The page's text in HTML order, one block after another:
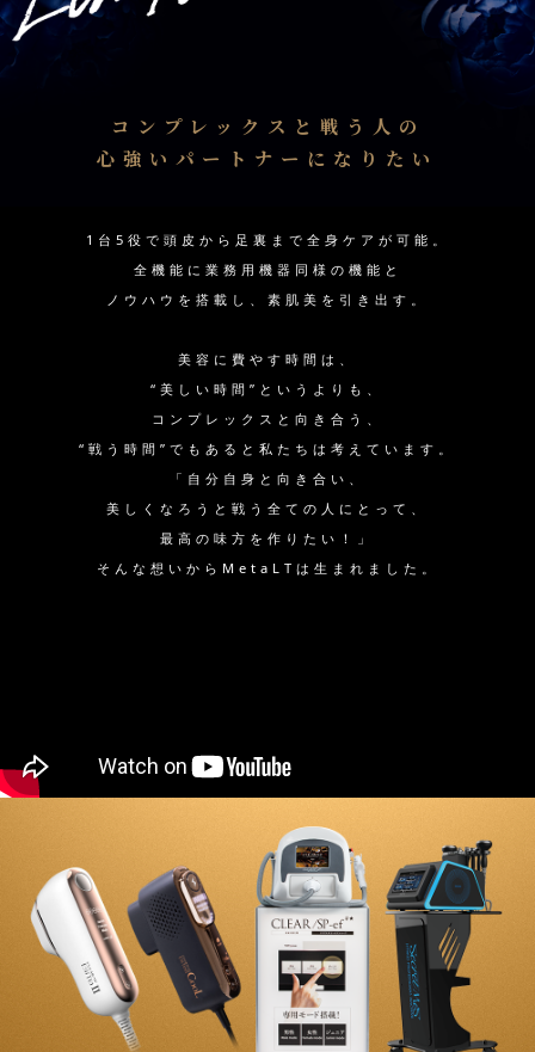
コンプレックスと戦う人の
心強いパートナーになりたい
1台5役で頭皮から足裏まで全身ケアが可能。
全機能に業務用機器同様の機能と
ノウハウを搭載し、素肌美を引き出す。
美容に費やす時間は、
“美しい時間”というよりも、
コンプレックスと向き合う、
“戦う時間”でもあると私たちは考えています。
「自分自身と向き合い、
美しくなろうと戦う全ての人にとって、
最高の味方を作りたい！」
そんな想いからMetaLTは生まれました。